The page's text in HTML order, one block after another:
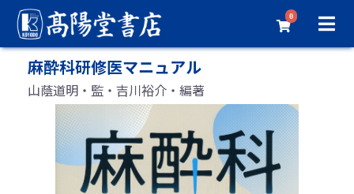
0
麻酔科研修医マニュアル
山蔭道明・監・吉川裕介・編著